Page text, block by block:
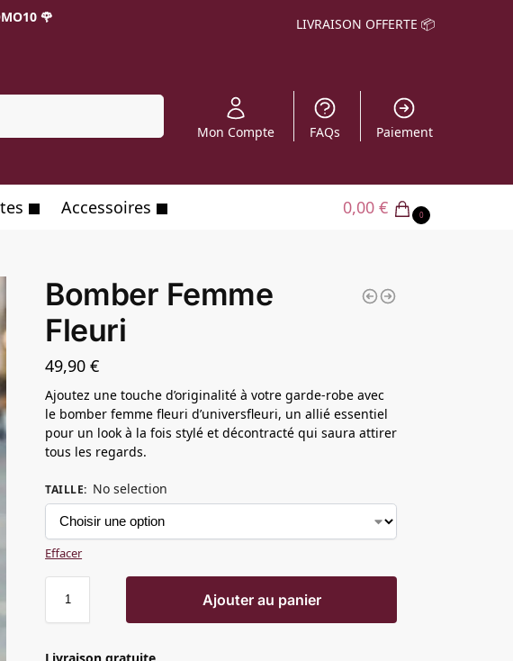
🌹 LIVRAISON OFFERTE 📦
Mon Compte FAQs Paiement
Accessoires 0,00 € 0
Bomber Femme
Fleuri
49,90€
Ajoutez une touche d’originalité à votre garde-robe avec
le bomber femme fleuri d’universfleuri, un allié essentiel
pour un look à la fois stylé et décontracté qui saura attirer
tous les regards.
TAILLE: No selection
Effacer
Ajouter au panier
Livraison gratuite